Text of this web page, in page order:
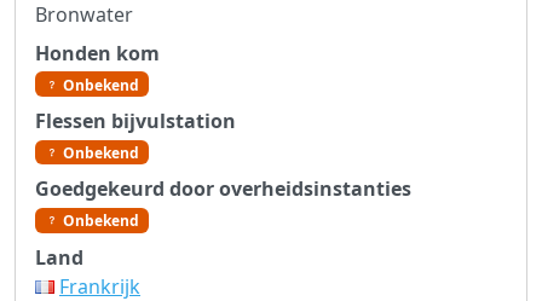
Bronwater
Honden kom
Onbekend
Flessen bijvulstation
Onbekend
Goedgekeurd door overheidsinstanties
Onbekend
Land
Frankrijk